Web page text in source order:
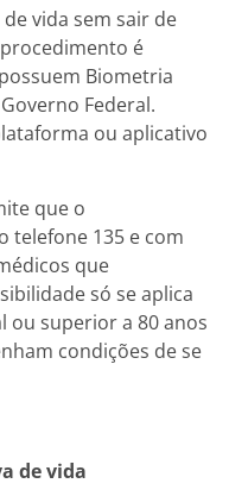
vida sem sair de
é
Biometria
Federal.
ou aplicativo
que o
telefone 135 e com
que
só se aplica
ou superior a 80 anos
condições de se
de vida